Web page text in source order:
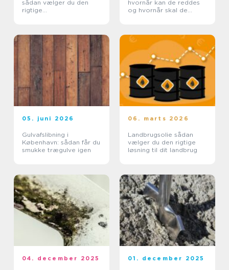
sådan vælger du den
rigtige
hvornår kan de reddes
og hvornår skal de
05. juni 2026
Gulvafslibning i
København: sådan får du
smukke trægulve igen
06. marts 2026
Landbrugsolie sådan
vælger du den rigtige
løsning til dit landbrug
04. december 2025 01. december 2025